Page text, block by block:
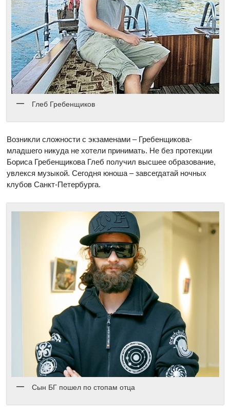
Глеб Гребенщиков
Возникли сложности с экзаменами – Гребенщикова-
младшего никуда не хотели принимать. Не без протекции
Бориса Гребенщикова Глеб получил высшее образование,
увлекся музыкой. Сегодня юноша – завсегдатай ночных
клубов Санкт-Петербурга.
Сын БГ пошел по стопам отца